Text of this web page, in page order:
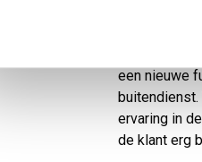
MCB Direct
een nieuwe
ervaring in
de klant erg